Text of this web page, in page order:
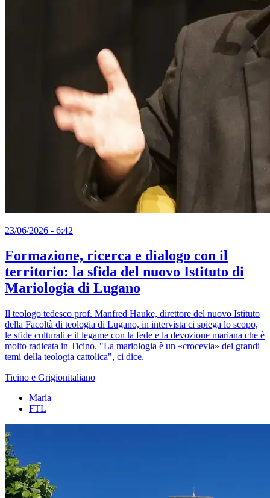
23/06/2026 - 6:42
Formazione, ricerca e dialogo con il
territorio: la sfida del nuovo Istituto di
Mariologia di Lugano
Il teologo tedesco prof. Manfred Hauke, direttore del nuovo Istituto
della Facoltà di teologia di Lugano, in intervista ci spiega lo scopo,
le sfide culturali e il legame con la fede e la devozione mariana che è
molto radicata in Ticino. "La mariologia è un «crocevia» dei grandi
temi della teologia cattolica", ci dice.
Ticino e Grigionitaliano
Maria
FTL